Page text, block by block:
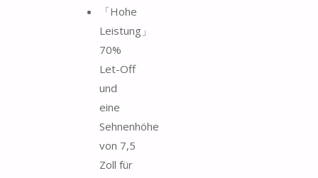
「Hohe
Leistung」
70%
Let-Off
und
eine
Sehnenhöhe
von 7,5
Zoll für